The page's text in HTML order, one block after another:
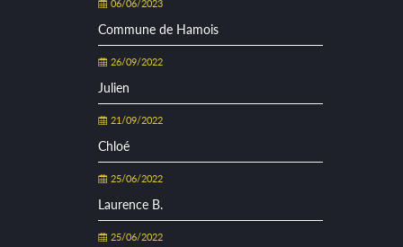
06/06/2023
Commune de Hamois
26/09/2022
Julien
21/09/2022
Chloé
25/06/2022
Laurence B.
25/06/2022